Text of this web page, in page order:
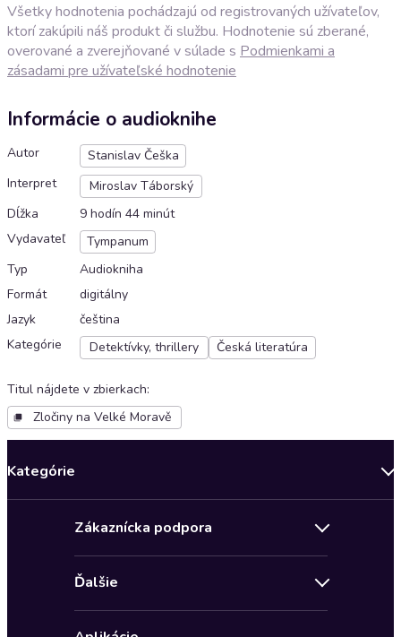
Všetky hodnotenia pochádzajú od registrovaných užívateľov,
ktorí zakúpili náš produkt či službu. Hodnotenie sú zberané,
overované a zverejňované v súlade s Podmienkami a
zásadami pre užívateľské hodnotenie
Informácie o audioknihe
Autor
Stanislav Češka
Interpret
Miroslav Táborský
Dĺžka
9 hodín 44 minút
Vydavateľ
Tympanum
Typ
Audiokniha
Formát
digitálny
Jazyk
čeština
Kategórie
Detektívky, thrillery Česká literatúra
Titul nájdete v zbierkach:
Zločiny na Velké Moravě
Kategórie
Fantasy a sci-fi
Zákaznícka podpora
Kontakt a pomocník
Ďalšie